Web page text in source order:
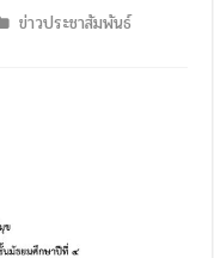
ข่าวประชาสัมพันธ์